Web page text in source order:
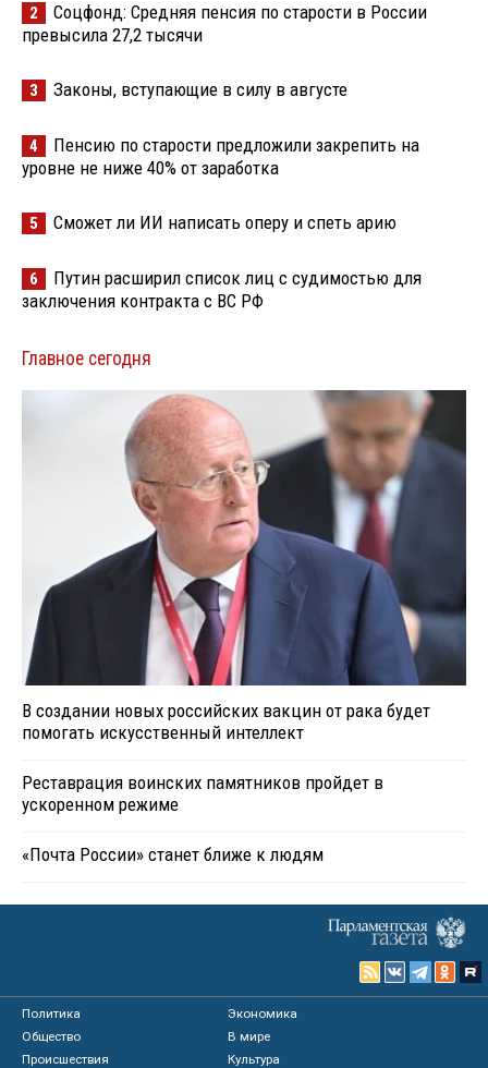
2
Соцфонд: Средняя пенсия по старости в России
превысила 27,2 тысячи
3 Законы, вступающие в силу в августе
4
Пенсию по старости предложили закрепить на
уровне не ниже 40% от заработка
5 Сможет ли ИИ написать оперу и спеть арию
6
Путин расширил список лиц с судимостью для
заключения контракта с ВС РФ
Главное сегодня
В создании новых российских вакцин от рака будет
помогать искусственный интеллект
Реставрация воинских памятников пройдет в
ускоренном режиме
«Почта России» станет ближе к людям
Политика
Экономика
Общество
В мире
Происшествия
Культура